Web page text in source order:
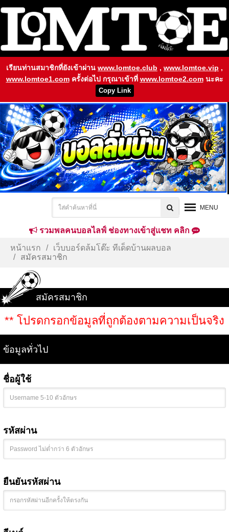
เรียนท่านสมาชิกที่ยังเข้าผ่าน www.lomtoe.club , www.lomtoe.vip ,
www.lomtoe1.com ครั้งต่อไป กรุณาเข้าที่ www.lomtoe2.comนะคะ
Copy Link
MENU
รวมพลคนบอลไลฟ์ ช่องทางเข้าสู่แชท คลิก
หน้าแรก
เว็บบอร์ดล้มโต๊ะ ทีเด็ดบ้านผลบอล
สมัครสมาชิก
สมัครสมาชิก
** โปรดกรอกข้อมูลที่ถูกต้องตามความเป็นจริง
ข้อมูลทั่วไป
ชื่อผู้ใช้
รหัสผ่าน
ยืนยันรหัสผ่าน